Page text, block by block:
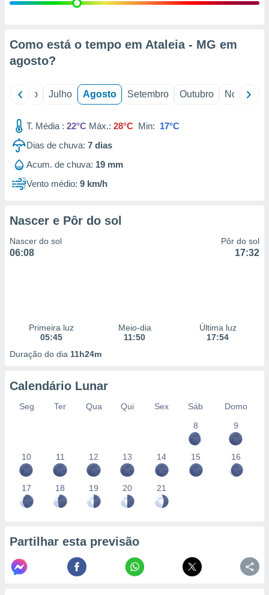
estudos
1199
Como está o tempo em Ataleia - MG em
agosto?
Junho Julho Agosto Setembro Outubro Novembro
T. Média : 22°C Máx.: 28°C Min: 17°C
Dias de chuva: 7 dias
Acum. de chuva: 19 mm
Vento médio: 9 km/h
Nascer e Pôr do sol
Nascer do sol
06:08
Pôr do sol
17:32
Primeira luz
05:45
Meio-dia
11:50
Última luz
17:54
Duração do dia 11h24m
Calendário Lunar
Seg Ter Qua Qui Sex Sáb
Domo
8
9
10 11 12 13 14 15 16
17 18 19 20 21
Partilhar esta previsão